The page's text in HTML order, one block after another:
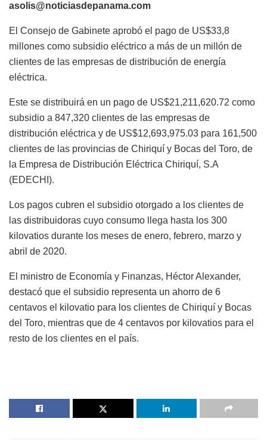
asolis@noticiasdepanama.com
El Consejo de Gabinete aprobó el pago de US$33,8
millones como subsidio eléctrico a más de un millón de
clientes de las empresas de distribución de energía
eléctrica.
Este se distribuirá en un pago de US$21,211,620.72 como
subsidio a 847,320 clientes de las empresas de
distribución eléctrica y de US$12,693,975.03 para 161,500
clientes de las provincias de Chiriquí y Bocas del Toro, de
la Empresa de Distribución Eléctrica Chiriquí, S.A
(EDECHI).
Los pagos cubren el subsidio otorgado a los clientes de
las distribuidoras cuyo consumo llega hasta los 300
kilovatios durante los meses de enero, febrero, marzo y
abril de 2020.
El ministro de Economía y Finanzas, Héctor Alexander,
destacó que el subsidio representa un ahorro de 6
centavos el kilovatio para los clientes de Chiriquí y Bocas
del Toro, mientras que de 4 centavos por kilovatios para el
resto de los clientes en el país.